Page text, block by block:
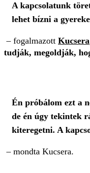
A kapcsolatunk
lehet bízni a
– fogalmazott Kucsera
tudják, megoldják,
Én próbálom ezt a
de én úgy tekintek
kiteregetni. A
– mondta Kucsera.